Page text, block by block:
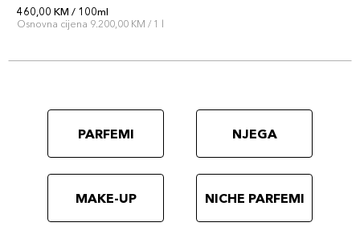
460,00 KM / 100ml
Osnovna cijena 9.200,00 KM / 1 l
PARFEMI NJEGA
MAKE-UP NICHE PARFEMI